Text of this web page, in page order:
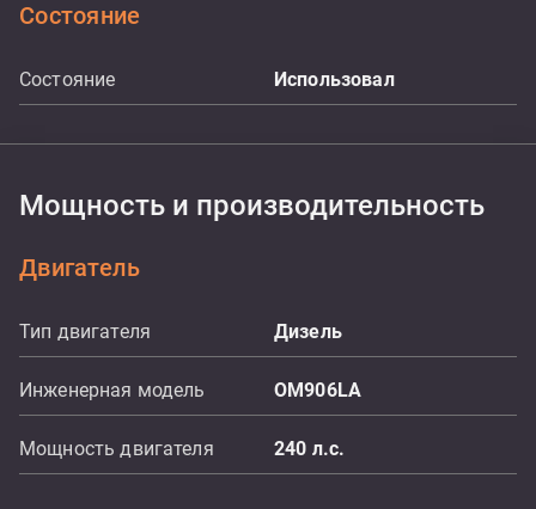
Состояние
Состояние Использовал
Мощность и производительность
Двигатель
Тип двигателя Дизель
Инженерная модель OM906LA
Мощность двигателя 240 л.с.